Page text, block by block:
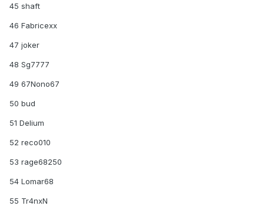
45 shaft
46 Fabricexx
47 joker
48 Sg7777
49 67Nono67
50 bud
51 Delium
52 reco010
53 rage68250
54 Lomar68
55 Tr4nxN